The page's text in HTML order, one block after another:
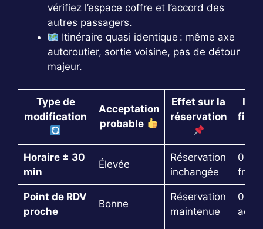
vérifiez l’espace coffre et l’accord des
autres passagers.
Itinéraire quasi identique : même axe
autoroutier, sortie voisine, pas de détour
majeur.
Type de
modification
Acceptation
probable
Effet sur la
réservation
Horaire ± 30
min
Élevée
Réservation
inchangée
0 €
frais
Point de RDV
proche
Bonne
Réservation
maintenue
0 €